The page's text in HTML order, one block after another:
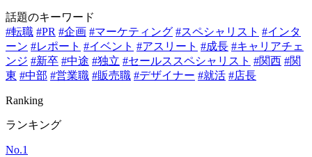
話題のキーワード
#転職 #PR #企画 #マーケティング #スペシャリスト #インタ
ーン #レポート #イベント #アスリート #成長 #キャリアチェ
ンジ #新卒 #中途 #独立 #セールススペシャリスト #関西 #関
東 #中部 #営業職 #販売職 #デザイナー #就活 #店長
Ranking
ランキング
No.1